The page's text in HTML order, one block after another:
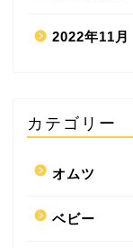
2022年11月
カテゴリー
オムツ
ベビー